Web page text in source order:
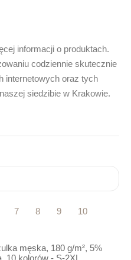
informacji o produktach.
codziennie skutecznie
internetowych oraz tych
siedzibie w Krakowie.
7 8 9 10
męska, 180 g/m², 5%
10 kolorów - S-2XL